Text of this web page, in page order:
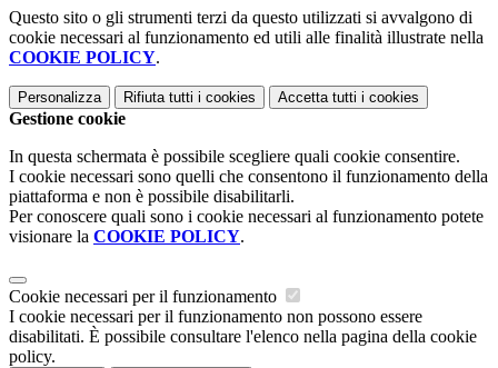
Questo sito o gli strumenti terzi da questo utilizzati si avvalgono di
cookie necessari al funzionamento ed utili alle finalità illustrate nella
COOKIE POLICY.
Personalizza Rifiuta tutti i cookies Accetta tutti i cookies
Gestione cookie
In questa schermata è possibile scegliere quali cookie consentire.
I cookie necessari sono quelli che consentono il funzionamento della
piattaforma e non è possibile disabilitarli.
Per conoscere quali sono i cookie necessari al funzionamento potete
visionare la COOKIE POLICY.
Cookie necessari per il funzionamento
I cookie necessari per il funzionamento non possono essere
disabilitati. È possibile consultare l'elenco nella pagina della cookie
policy.